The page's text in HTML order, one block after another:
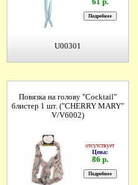
U00301
Повязка на голову "Cocktail"
блистер 1 шт. ("CHERRY MARY"
V/V6002)
отсутствует
Цена:
86 р.